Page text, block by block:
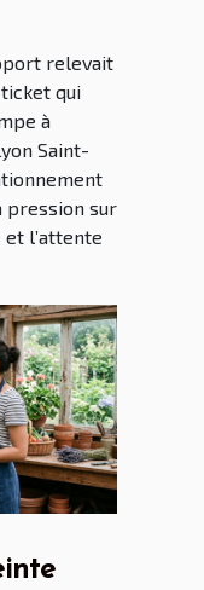
relevait
qui
à
Saint-
pression sur
et l’attente